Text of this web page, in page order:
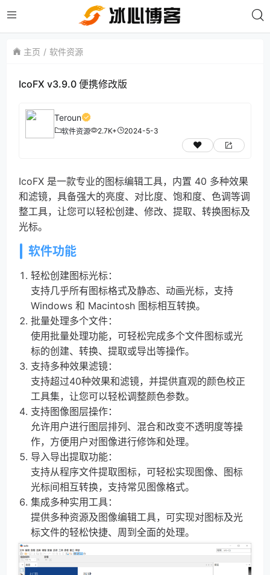
主页 软件资源
IcoFX v3.9.0 便携修改版
Teroun
软件资源 2.7K+ 2024-5-3
IcoFX 是一款专业的图标编辑工具，内置 40 多种效果
和滤镜，具备强大的亮度、对比度、饱和度、色调等调
整工具，让您可以轻松创建、修改、提取、转换图标及
光标。
软件功能
轻松创建图标光标：
支持几乎所有图标格式及静态、动画光标，支持
Windows 和 Macintosh 图标相互转换。
批量处理多个文件：
使用批量处理功能，可轻松完成多个文件图标或光
标的创建、转换、提取或导出等操作。
支持多种效果滤镜：
支持超过40种效果和滤镜，并提供直观的颜色校正
工具集，让您可以轻松调整颜色参数。
支持图像图层操作：
允许用户进行图层排列、混合和改变不透明度等操
作，方便用户对图像进行修饰和处理。
导入导出提取功能：
支持从程序文件提取图标，可轻松实现图像、图标
光标间相互转换，支持常见图像格式。
集成多种实用工具：
提供多种资源及图像编辑工具，可实现对图标及光
标文件的轻松快捷、周到全面的处理。